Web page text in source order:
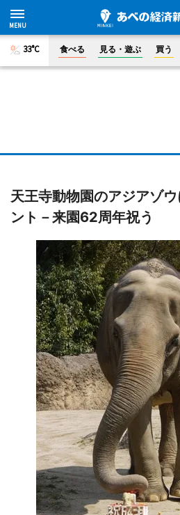
33°C 食べる 見る・遊ぶ 買う
天王寺動物園のアジアゾ
ント－来園62周年祝う